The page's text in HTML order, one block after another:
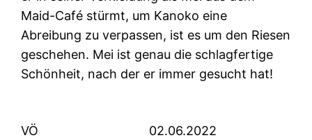
Maid-Café stürmt, um Kanoko eine
Abreibung zu verpassen, ist es um den Riesen
geschehen. Mei ist genau die schlagfertige
Schönheit, nach der er immer gesucht hat!
VÖ 02.06.2022